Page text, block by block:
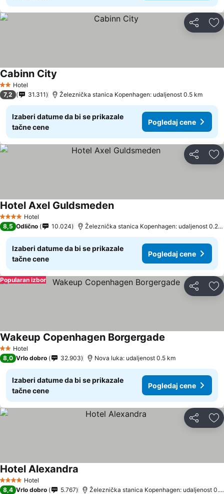
Deli
2 Zvezdice
Hotel
Cabinn City
7,2 31.311 Železnička stanica Kopenhagen: udaljenost 0.5 km
Izaberi datume da bi se prikazale
tačne cene
Pogledaj cene
Deli
4 ZvezdiceHotel
Hotel Axel GuldsmedenPogledaj cene
8,5 Odlično 10.024 Železnička stanica Kopenhagen: udaljenost 0.2
Izaberi datume da bi se prikazale
tačne cene
Pogledaj cene
Deli
Popularan izbor
2 Zvezdice
Hotel
Wakeup Copenhagen Borgergade
8,0 Vrlo dobro 32.903 Nova luka: udaljenost 0.5 km
Izaberi datume da bi se prikazale
tačne cene
Pogledaj cene
Deli
4 ZvezdiceHotel
Hotel Alexandra
8,4 Vrlo dobro 5.767 Železnička stanica Kopenhagen: udaljenost